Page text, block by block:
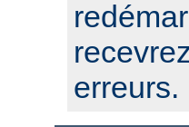
erreurs.